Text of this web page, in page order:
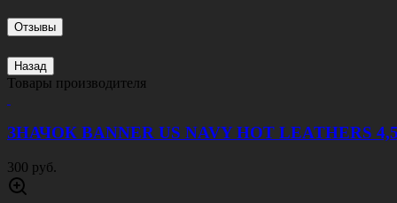
Отзывы
Назад
Товары производителя
ЗНАЧОК BANNER US NAVY HOT LEATHERS
300 руб.